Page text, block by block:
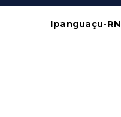
Ipanguaçu-RN